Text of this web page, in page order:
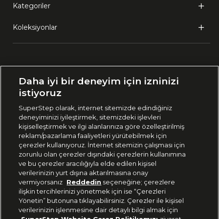
Kategoriler
Koleksiyonlar
🇹🇷 Türkiye
444 37 36
Uygulamadan Takip Edin
Bizi Takip Edin
Daha iyi bir deneyim için izninizi
istiyoruz
SuperStep olarak, internet sitemizde edindiğiniz
deneyiminizi iyileştirmek, sitemizdeki işlevleri
kişiselleştirmek ve ilgi alanlarınıza göre özelleştirilmiş
reklam/pazarlama faaliyetleri yürütebilmek için
çerezler kullanıyoruz. İnternet sitemizin çalışması için
zorunlu olan çerezler dışındaki çerezlerin kullanımına
ve bu çerezler aracılığıyla elde edilen kişisel
verilerinizin yurt dışına aktarılmasına onay
vermiyorsanız Reddedin seçeneğine; çerezlere
ilişkin tercihlerinizi yönetmek için ise “Çerezleri
Yönetin” butonuna tıklayabilirsiniz. Çerezler ile kişisel
verilerinizin işlenmesine dair detaylı bilgi almak için